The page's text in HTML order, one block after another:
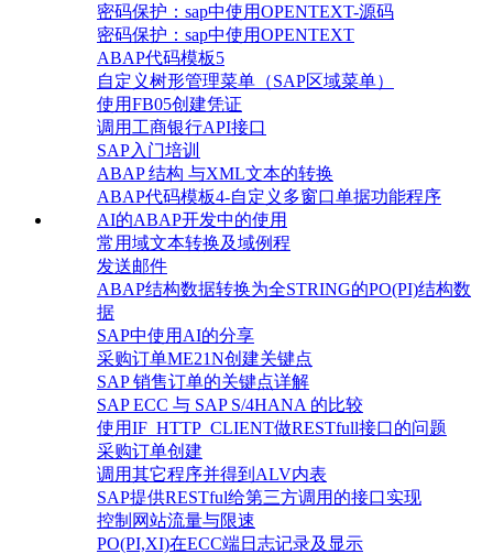
密码保护：sap中使用OPENTEXT-源码
密码保护：sap中使用OPENTEXT
ABAP代码模板5
自定义树形管理菜单（SAP区域菜单）
使用FB05创建凭证
调用工商银行API接口
SAP入门培训
ABAP 结构 与XML文本的转换
ABAP代码模板4-自定义多窗口单据功能程序
AI的ABAP开发中的使用
常用域文本转换及域例程
发送邮件
ABAP结构数据转换为全STRING的PO(PI)结构数
据
SAP中使用AI的分享
采购订单ME21N创建关键点
SAP 销售订单的关键点详解
SAP ECC 与 SAP S/4HANA 的比较
使用IF_HTTP_CLIENT做RESTfull接口的问题
采购订单创建
调用其它程序并得到ALV内表
SAP提供RESTful给第三方调用的接口实现
控制网站流量与限速
PO(PI,XI)在ECC端日志记录及显示